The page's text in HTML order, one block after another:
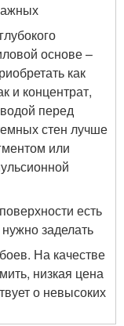
основе –
как
и концентрат,
перед
стен лучше
или
есть
заделать
На качестве
низкая цена
о невысоких